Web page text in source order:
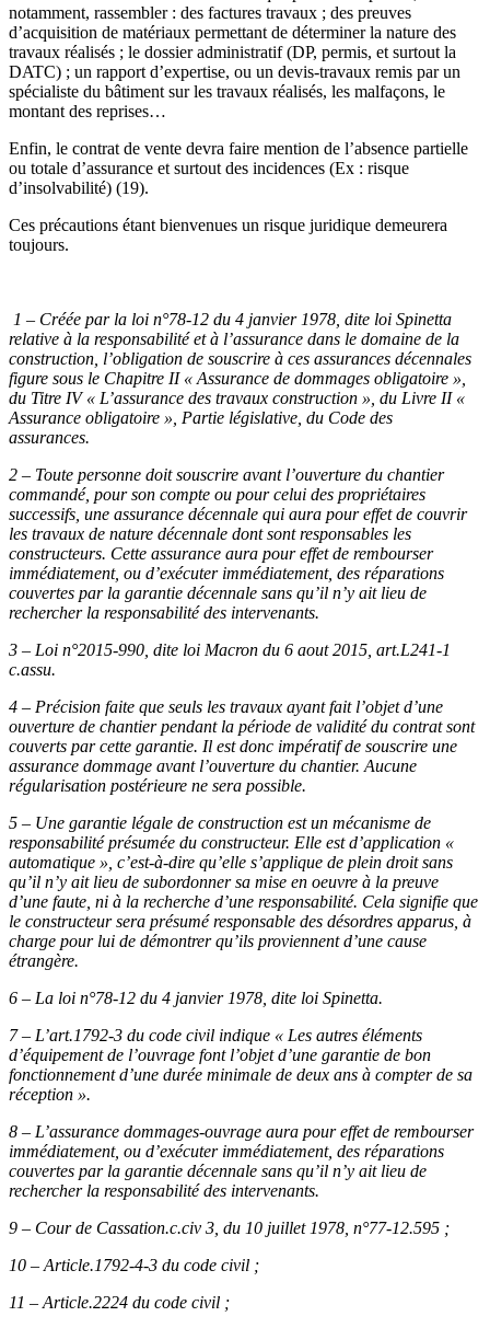
notamment, rassembler : des factures travaux ; des preuves
d’acquisition de matériaux permettant de déterminer la nature des
travaux réalisés ; le dossier administratif (DP, permis, et surtout la
DATC) ; un rapport d’expertise, ou un devis-travaux remis par un
spécialiste du bâtiment sur les travaux réalisés, les malfaçons, le
montant des reprises…
Enfin, le contrat de vente devra faire mention de l’absence partielle
ou totale d’assurance et surtout des incidences (Ex : risque
d’insolvabilité) (19).
Ces précautions étant bienvenues un risque juridique demeurera
toujours.
1 – Créée par la loi n°78-12 du 4 janvier 1978, dite loi Spinetta
relative à la responsabilité et à l’assurance dans le domaine de la
construction, l’obligation de souscrire à ces assurances décennales
figure sous le Chapitre II « Assurance de dommages obligatoire »,
du Titre IV « L’assurance des travaux construction », du Livre II «
Assurance obligatoire », Partie législative, du Code des
assurances.
2 – Toute personne doit souscrire avant l’ouverture du chantier
commandé, pour son compte ou pour celui des propriétaires
successifs, une assurance décennale qui aura pour effet de couvrir
les travaux de nature décennale dont sont responsables les
constructeurs. Cette assurance aura pour effet de rembourser
immédiatement, ou d’exécuter immédiatement, des réparations
couvertes par la garantie décennale sans qu’il n’y ait lieu de
rechercher la responsabilité des intervenants.
3 – Loi n°2015-990, dite loi Macron du 6 aout 2015, art.L241-1
c.assu.
4 – Précision faite que seuls les travaux ayant fait l’objet d’une
ouverture de chantier pendant la période de validité du contrat sont
couverts par cette garantie. Il est donc impératif de souscrire une
assurance dommage avant l’ouverture du chantier. Aucune
régularisation postérieure ne sera possible.
5 – Une garantie légale de construction est un mécanisme de
responsabilité présumée du constructeur. Elle est d’application «
automatique », c’est-à-dire qu’elle s’applique de plein droit sans
qu’il n’y ait lieu de subordonner sa mise en oeuvre à la preuve
d’une faute, ni à la recherche d’une responsabilité. Cela signifie que
le constructeur sera présumé responsable des désordres apparus, à
charge pour lui de démontrer qu’ils proviennent d’une cause
étrangère.
6 – La loi n°78-12 du 4 janvier 1978, dite loi Spinetta.
7 – L’art.1792-3 du code civil indique « Les autres éléments
d’équipement de l’ouvrage font l’objet d’une garantie de bon
fonctionnement d’une durée minimale de deux ans à compter de sa
réception ».
8 – L’assurance dommages-ouvrage aura pour effet de rembourser
immédiatement, ou d’exécuter immédiatement, des réparations
couvertes par la garantie décennale sans qu’il n’y ait lieu de
rechercher la responsabilité des intervenants.
9 – Cour de Cassation.c.civ 3, du 10 juillet 1978, n°77-12.595 ;
10 – Article.1792-4-3 du code civil ;
11 – Article.2224 du code civil ;